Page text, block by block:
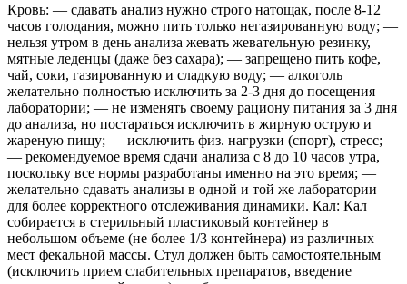
Кровь: — сдавать анализ нужно строго натощак, после 8-12
часов голодания, можно пить только негазированную воду; —
нельзя утром в день анализа жевать жевательную резинку,
мятные леденцы (даже без сахара); — запрещено пить кофе,
чай, соки, газированную и сладкую воду; — алкоголь
желательно полностью исключить за 2-3 дня до посещения
лаборатории; — не изменять своему рациону питания за 3 дня
до анализа, но постараться исключить в жирную острую и
жареную пищу; — исключить физ. нагрузки (спорт), стресс;
— рекомендуемое время сдачи анализа с 8 до 10 часов утра,
поскольку все нормы разработаны именно на это время; —
желательно сдавать анализы в одной и той же лаборатории
для более корректного отслеживания динамики. Кал: Кал
собирается в стерильный пластиковый контейнер в
небольшом объеме (не более 1/3 контейнера) из различных
мест фекальной массы. Стул должен быть самостоятельным
(исключить прием слабительных препаратов, введение